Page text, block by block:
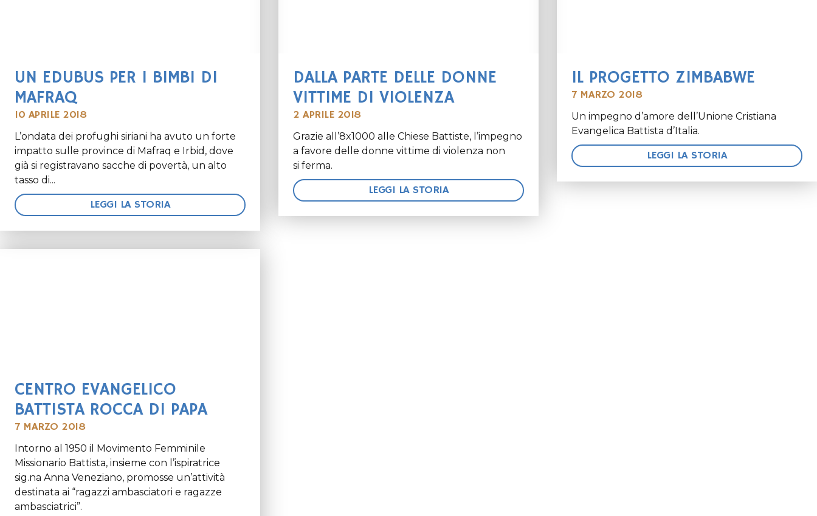
UN EDUBUS PER I BIMBI DI
MAFRAQ
10 APRILE 2018
L’ondata dei profughi siriani ha avuto un forte
impatto sulle province di Mafraq e Irbid, dove
già si registravano sacche di povertà, un alto
tasso di...
LEGGI LA STORIA
DALLA PARTE DELLE DONNE
VITTIME DI VIOLENZA
2 APRILE 2018
Grazie all’8x1000 alle Chiese Battiste, l’impegno
a favore delle donne vittime di violenza non
si ferma.
LEGGI LA STORIA
IL PROGETTO ZIMBABWE
7 MARZO 2018
Un impegno d’amore dell’Unione Cristiana
Evangelica Battista d’Italia.
LEGGI LA STORIA
CENTRO EVANGELICO
BATTISTA ROCCA DI PAPA
7 MARZO 2018
Intorno al 1950 il Movimento Femminile
Missionario Battista, insieme con l’ispiratrice
sig.na Anna Veneziano, promosse un’attività
destinata ai “ragazzi ambasciatori e ragazze
ambasciatrici”.